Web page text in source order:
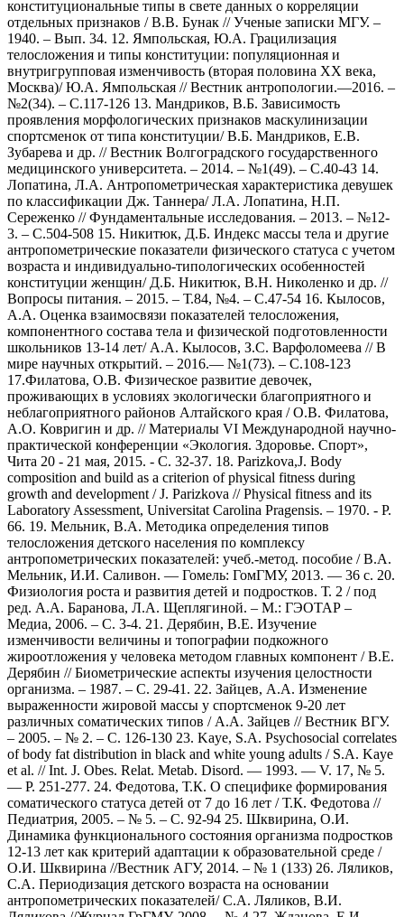
конституциональные типы в свете данных о корреляции
отдельных признаков / В.В. Бунак // Ученые записки МГУ. –
1940. – Вып. 34. 12. Ямпольская, Ю.А. Грацилизация
телосложения и типы конституции: популяционная и
внутригрупповая изменчивость (вторая половина ХХ века,
Москва)/ Ю.А. Ямпольская // Вестник антропологии.—2016. –
№2(34). – С.117-126 13. Мандриков, В.Б. Зависимость
проявления морфологических признаков маскулинизации
спортсменок от типа конституции/ В.Б. Мандриков, Е.В.
Зубарева и др. // Вестник Волгоградского государственного
медицинского университета. – 2014. – №1(49). – С.40-43 14.
Лопатина, Л.А. Антропометрическая характеристика девушек
по классификации Дж. Таннера/ Л.А. Лопатина, Н.П.
Сереженко // Фундаментальные исследования. – 2013. – №12-
3. – С.504-508 15. Никитюк, Д.Б. Индекс массы тела и другие
антропометрические показатели физического статуса с учетом
возраста и индивидуально-типологических особенностей
конституции женщин/ Д.Б. Никитюк, В.Н. Николенко и др. //
Вопросы питания. – 2015. – Т.84, №4. – С.47-54 16. Кылосов,
А.А. Оценка взаимосвязи показателей телосложения,
компонентного состава тела и физической подготовленности
школьников 13-14 лет/ А.А. Кылосов, З.С. Варфоломеева // В
мире научных открытий. – 2016.— №1(73). – С.108-123
17.Филатова, О.В. Физическое развитие девочек,
проживающих в условиях экологически благоприятного и
неблагоприятного районов Алтайского края / О.В. Филатова,
А.О. Ковригин и др. // Материалы VI Международной научно-
практической конференции «Экология. Здоровье. Спорт»,
Чита 20 - 21 мая, 2015. - С. 32-37. 18. Parizkova,J. Body
composition and build as a criterion of physical fitness during
growth and development / J. Parizkova // Physical fitness and its
Laboratory Assessment, Universitat Carolina Pragensis. – 1970. - P.
66. 19. Мельник, В.А. Методика определения типов
телосложения детского населения по комплексу
антропометрических показателей: учеб.-метод. пособие / В.А.
Мельник, И.И. Саливон. — Гомель: ГомГМУ, 2013. — 36 с. 20.
Физиология роста и развития детей и подростков. Т. 2 / под
ред. А.А. Баранова, Л.А. Щеплягиной. – М.: ГЭОТАР –
Медиа, 2006. – С. 3-4. 21. Дерябин, В.Е. Изучение
изменчивости величины и топографии подкожного
жироотложения у человека методом главных компонент / В.Е.
Дерябин // Биометрические аспекты изучения целостности
организма. – 1987. – С. 29-41. 22. Зайцев, А.А. Изменение
выраженности жировой массы у спортсменок 9-20 лет
различных соматических типов / А.А. Зайцев // Вестник ВГУ.
– 2005. – № 2. – С. 126-130 23. Kaye, S.A. Psychosocial correlates
of body fat distribution in black and white young adults / S.A. Kaye
et al. // Int. J. Obes. Relat. Metab. Disord. — 1993. — V. 17, № 5.
— P. 251-277. 24. Федотова, Т.К. О специфике формирования
соматического статуса детей от 7 до 16 лет / Т.К. Федотова //
Педиатрия, 2005. – № 5. – С. 92-94 25. Шквирина, О.И.
Динамика функционального состояния организма подростков
12-13 лет как критерий адаптации к образовательной среде /
О.И. Шквирина //Вестник АГУ, 2014. – № 1 (133) 26. Ляликов,
С.А. Периодизация детского возраста на основании
антропометрических показателей/ С.А. Ляликов, В.И.